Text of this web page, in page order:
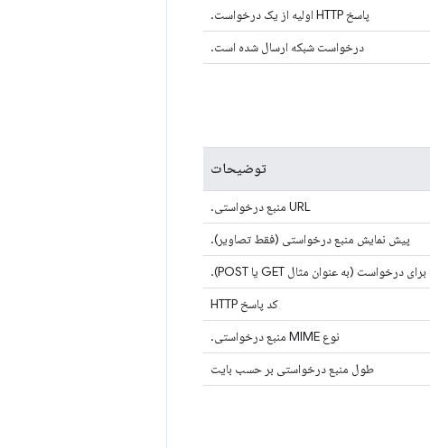
پاسخ HTTP اولیه از یک درخواست.
درخواست شبکه ارسال شده است.
توضیحات
URL منبع درخواستی.
پیش نمایش منبع درخواستی (فقط تصاویر).
کد پاسخ HTTP
نوع MIME منبع درخواستی.
طول منبع درخواستی بر حسب بایت